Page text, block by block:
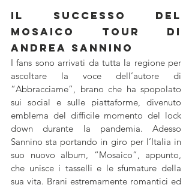
Il successo del
Mosaico Tour di
Andrea Sannino
I fans sono arrivati da tutta la regione per
ascoltare la voce dell’autore di
“Abbracciame”, brano che ha spopolato
sui social e sulle piattaforme, divenuto
emblema del difficile momento del lock
down durante la pandemia. Adesso
Sannino sta portando in giro per l’Italia in
suo nuovo album, “Mosaico”, appunto,
che unisce i tasselli e le sfumature della
sua vita. Brani estremamente romantici ed